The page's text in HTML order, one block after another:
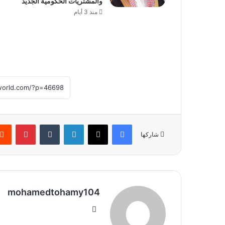
منذ 3 أيام
شاركها
فيسبوك ‫X لينكدإن
mohamedtohamy104